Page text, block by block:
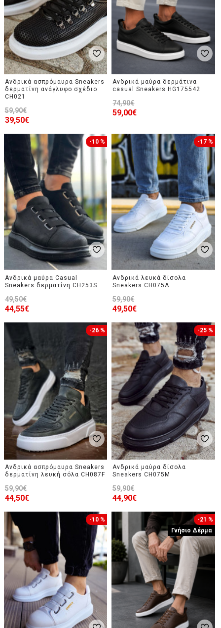
Ανδρικά ασπρόμαυρα Sneakers
δερματίνη ανάγλυφο σχέδιο
CH021
39,50€
59,90€
Ανδρικά μαύρα δερμάτινα
casual Sneakers HG175542
59,00€
74,90€
-10 %
Ανδρικά μαύρα Casual
Sneakers δερματίνη CH253S
44,55€
49,50€
-17 %
Ανδρικά λευκά δίσολα
Sneakers CH075A
49,50€
59,90€
-26 %
Ανδρικά ασπρόμαυρα Sneakers
δερματίνη λευκή σόλα CH087F
44,50€
59,90€
-25 %
Ανδρικά μαύρα δίσολα
Sneakers CH075M
44,90€
59,90€
-10 %
Γνήσιο Δέρμα
-21 %